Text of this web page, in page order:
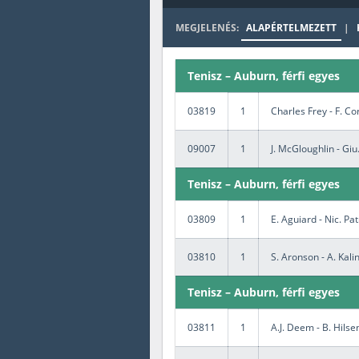
Rögbi
Kézilabda
Öttusa
MEGJELENÉS: ALAPÉRTELMEZETT |
Tenisz – Auburn, férfi egyes
03819 1 Charles Frey - F.
09007 1 J. McGloughlin -
Tenisz – Auburn, férfi egyes
03809 1 E. Aguiard - Nic.
03810 1 S. Aronson - A.
Tenisz – Auburn, férfi egyes
03811 1 A.J. Deem - B.